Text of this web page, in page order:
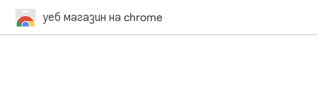
уеб магазин на chrome